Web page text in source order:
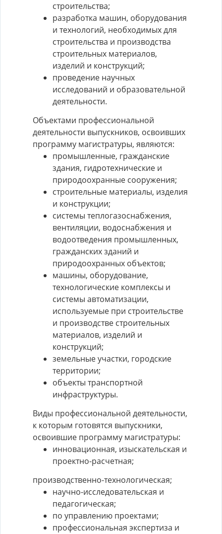
строительства;
разработка машин, оборудования
и технологий, необходимых для
строительства и производства
строительных материалов,
изделий и конструкций;
проведение научных
исследований и образовательной
деятельности.
Объектами профессиональной
деятельности выпускников, освоивших
программу магистратуры, являются:
промышленные, гражданские
здания, гидротехнические и
природоохранные сооружения;
строительные материалы, изделия
и конструкции;
системы теплогазоснабжения,
вентиляции, водоснабжения и
водоотведения промышленных,
гражданских зданий и
природоохранных объектов;
машины, оборудование,
технологические комплексы и
системы автоматизации,
используемые при строительстве
и производстве строительных
материалов, изделий и
конструкций;
земельные участки, городские
территории;
объекты транспортной
инфраструктуры.
Виды профессиональной деятельности,
к которым готовятся выпускники,
освоившие программу магистратуры:
инновационная, изыскательская и
проектно-расчетная;
производственно-технологическая;
научно-исследовательская и
педагогическая;
по управлению проектами;
профессиональная экспертиза и